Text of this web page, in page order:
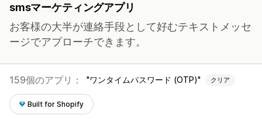
smsマーケティングアプリ
お客様の大半が連絡手段として好むテキストメッセ
ージでアプローチできます。
159個のアプリ： ワンタイムパスワード (OTP) クリア
Built for Shopify